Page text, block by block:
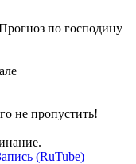
по господину
не пропустить!
(RuTube)